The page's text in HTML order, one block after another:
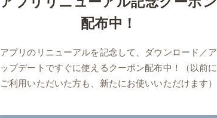
配布中！
アプリのリニューアルを記念して、ダウンロード／ア
ップデートですぐに使えるクーポン配布中！（以前に
ご利用いただいた方も、新たにお使いいただけます）